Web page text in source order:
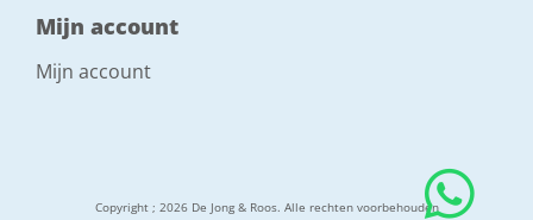
Mijn account
Mijn account
Copyright ; 2026 De Jong & Roos. Alle rechten voorbehouden